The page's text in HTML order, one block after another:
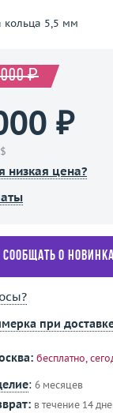
кольца 5,5 мм
₽
₽
низкая цена?
Сообщать о
при
бесплатно,
: 6 месяцев
в течение 14